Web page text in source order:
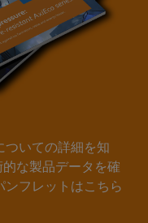
ついての詳細を知
な製品データを確
ンフレットはこちら